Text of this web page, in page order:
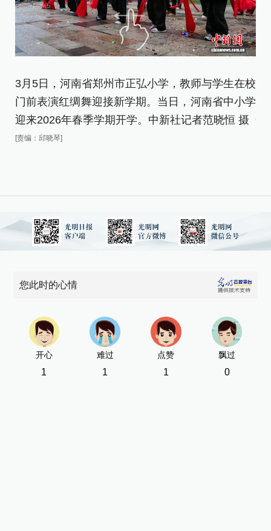
3月5日，河南省郑州市正弘小学，教师与学生在校
门前表演红绸舞迎接新学期。当日，河南省中小学
迎来2026年春季学期开学。中新社记者范晓恒 摄
[责编：邱晓琴]
您此时的心情
开心
1
难过
1
点赞
1
飘过
0